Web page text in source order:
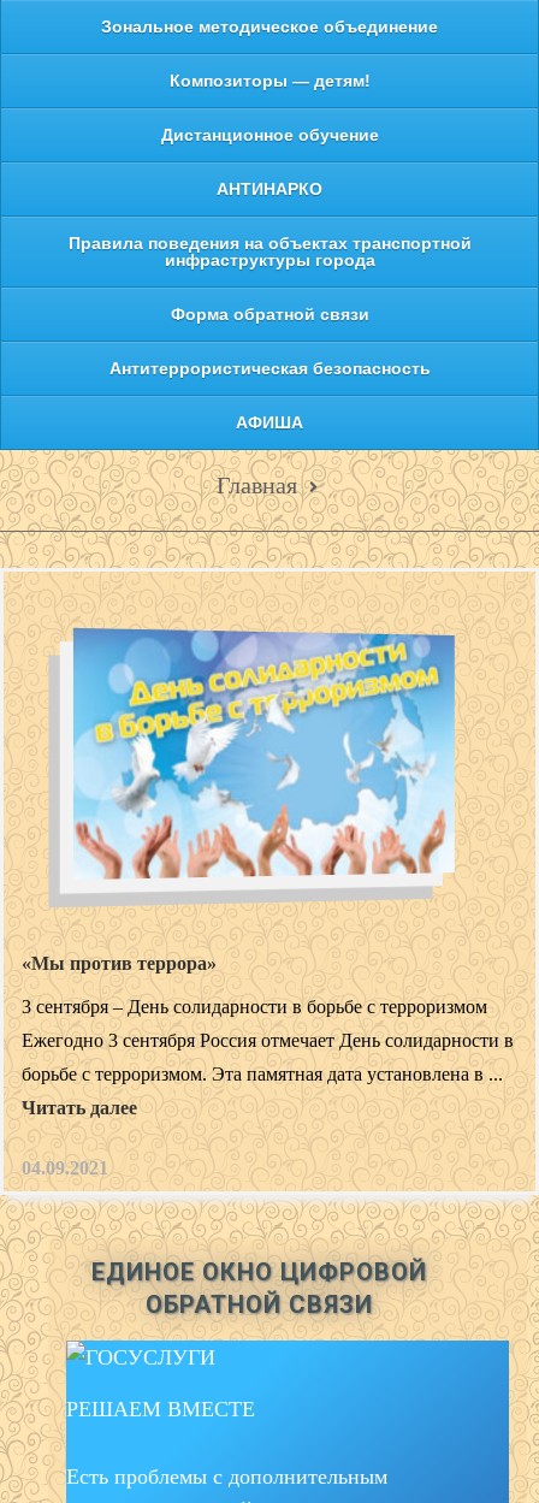
Зональное методическое объединение
Композиторы — детям!
Дистанционное обучение
АНТИНАРКО
Правила поведения на объектах транспортной
инфраструктуры города
Форма обратной связи
Антитеррористическая безопасность
АФИША
Главная
«Мы против террора»
3 сентября – День солидарности в борьбе с терроризмом
Ежегодно 3 сентября Россия отмечает День солидарности в
борьбе с терроризмом. Эта памятная дата установлена в ...
Читать далее
04.09.2021
ЕДИНОЕ ОКНО ЦИФРОВОЙ
ОБРАТНОЙ СВЯЗИ
РЕШАЕМ ВМЕСТЕ
Есть проблемы с дополнительным